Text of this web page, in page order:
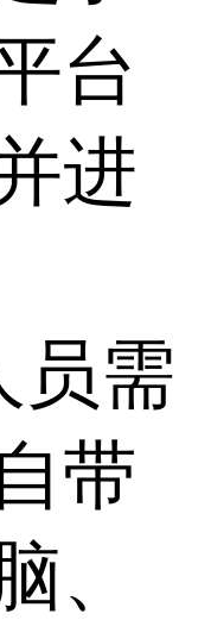
台
进
员需
带
、